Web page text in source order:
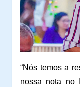
“Nós temos a
nossa nota no